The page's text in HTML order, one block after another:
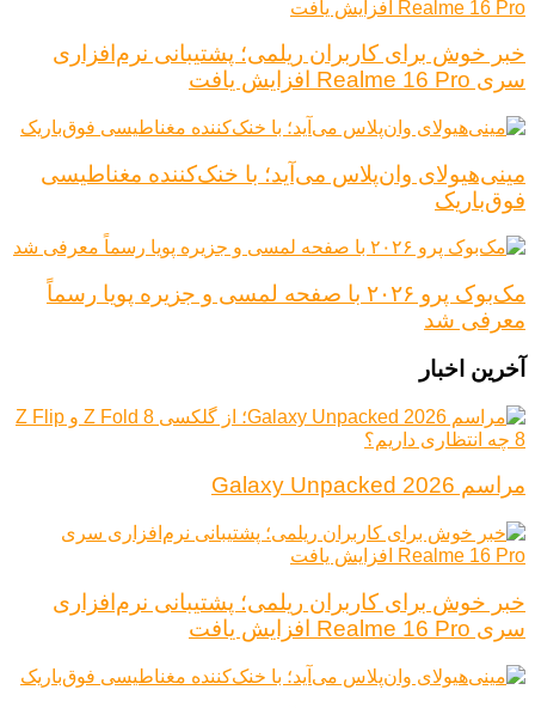
خبر خوش برای کاربران ریلمی؛ پشتیبانی نرم‌افزاری
سری Realme 16 Pro افزایش یافت
مینی‌هیولای وان‌پلاس می‌آید؛ با خنک‌کننده مغناطیسی
فوق‌باریک
مک‌بوک پرو ۲۰۲۶ با صفحه لمسی و جزیره پویا رسماً
معرفی شد
آخرین اخبار
مراسم Galaxy Unpacked 2026
خبر خوش برای کاربران ریلمی؛ پشتیبانی نرم‌افزاری
سری Realme 16 Pro افزایش یافت